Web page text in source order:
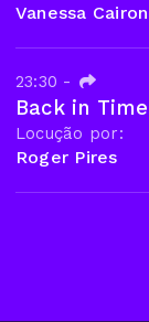
Vanessa
23:30 -
Back in Time
Locução por:
Roger Pires